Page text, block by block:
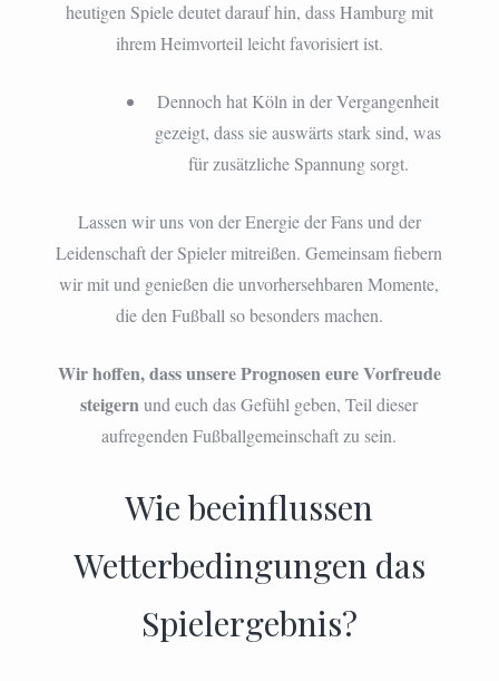
heutigen Spiele deutet darauf hin, dass Hamburg mit
ihrem Heimvorteil leicht favorisiert ist.
Dennoch hat Köln in der Vergangenheit
gezeigt, dass sie auswärts stark sind, was
für zusätzliche Spannung sorgt.
Lassen wir uns von der Energie der Fans und der
Leidenschaft der Spieler mitreißen. Gemeinsam fiebern
wir mit und genießen die unvorhersehbaren Momente,
die den Fußball so besonders machen.
Wir hoffen, dass unsere Prognosen eure Vorfreude
steigernund euch das Gefühl geben, Teil dieser
aufregenden Fußballgemeinschaft zu sein.
Wie beeinflussen
Wetterbedingungen das
Spielergebnis?